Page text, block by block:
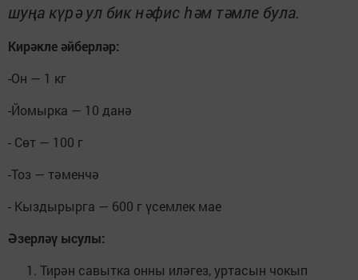
шуңа күрә ул бик нәфис һәм тәмле була.
Кирәкле әйберләр:
-Он — 1 кг
-Йомырка — 10 данә
- Сөт — 100 г
-Тоз — тәменчә
- Кыздырырга — 600 г үсемлек мае
Әзерләү ысулы:
Тирән савытка онны иләгез, уртасын чокып